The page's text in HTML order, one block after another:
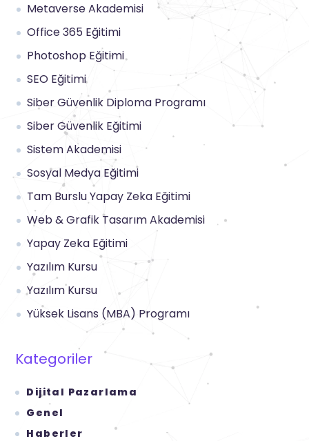
Metaverse Akademisi
Office 365 Eğitimi
Photoshop Eğitimi
SEO Eğitimi
Siber Güvenlik Diploma Programı
Siber Güvenlik Eğitimi
Sistem Akademisi
Sosyal Medya Eğitimi
Tam Burslu Yapay Zeka Eğitimi
Web & Grafik Tasarım Akademisi
Yapay Zeka Eğitimi
Yazılım Kursu
Yazılım Kursu
Yüksek Lisans (MBA) Programı
Kategoriler
Dijital Pazarlama
Genel
Haberler